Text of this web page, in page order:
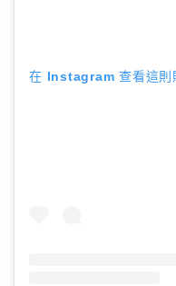
在 Instagram 查看這則